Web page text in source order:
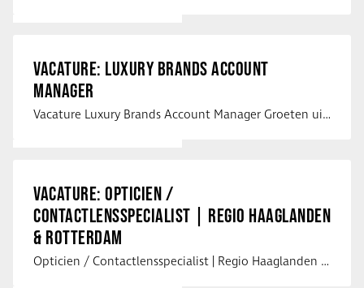
VACATURE: LUXURY BRANDS ACCOUNT
MANAGER
Vacature Luxury Brands Account Manager Groeten uit Spanje! Vanaf mijn …
VACATURE: OPTICIEN /
CONTACTLENSSPECIALIST | REGIO HAAGLANDEN
& ROTTERDAM
Opticien / Contactlensspecialist | Regio Haaglanden & Rotterdam Saludos uit …